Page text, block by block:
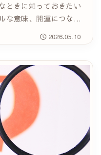
ときに知っておきたい
な意味、開運につなげ
2026.05.10